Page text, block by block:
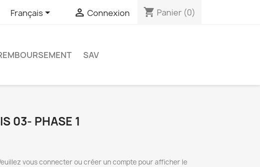
Français  Connexion shopping_cart Panier (0)
SAV
03- PHASE 1
vous connecter ou créer un compte pour afficher le